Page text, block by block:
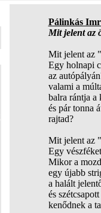
Pálinkás
Mit jelent az
Mit jelent az
Egy holnapi
az
valami a
balra rántja a
és pár tonna
rajtad?
Mit jelent az
Egy
Mikor a
egy újabb
a halált
és
kenődnek a